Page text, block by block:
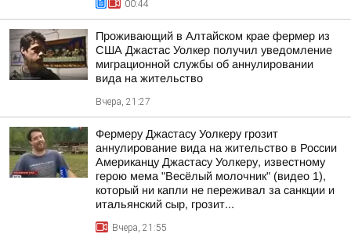
00:44
Проживающий в Алтайском крае фермер из
США Джастас Уолкер получил уведомление
миграционной службы об аннулировании
вида на жительство
Вчера, 21:27
Фермеру Джастасу Уолкеру грозит
аннулирование вида на жительство в России
Американцу Джастасу Уолкеру, известному
герою мема "Весёлый молочник" (видео 1),
который ни капли не переживал за санкции и
итальянский сыр, грозит...
Вчера, 21:55